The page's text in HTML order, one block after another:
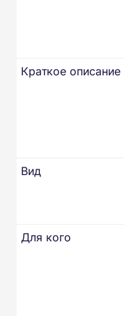
Краткое описание
Вид
Для кого